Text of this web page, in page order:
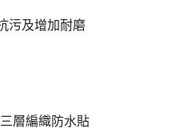
污及增加耐磨
層編織防水貼